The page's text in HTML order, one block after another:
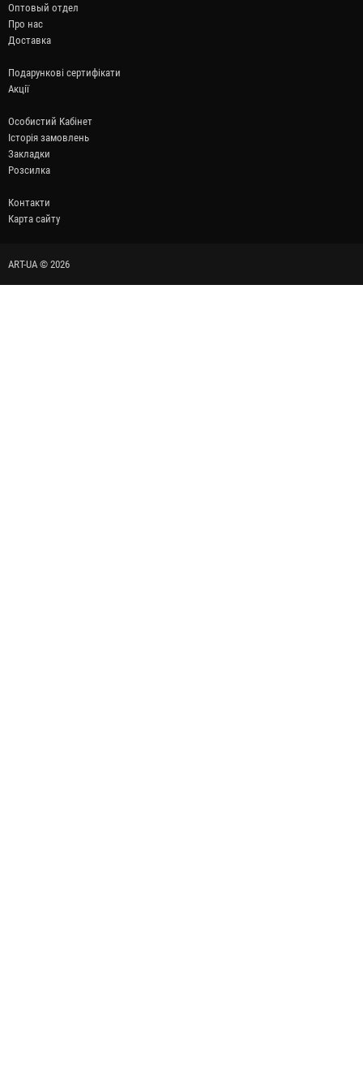
Оптовый отдел
Про нас
Доставка
Подарункові сертифікати
Акції
Особистий Кабінет
Історія замовлень
Закладки
Розсилка
Контакти
Карта сайту
ART-UA © 2026